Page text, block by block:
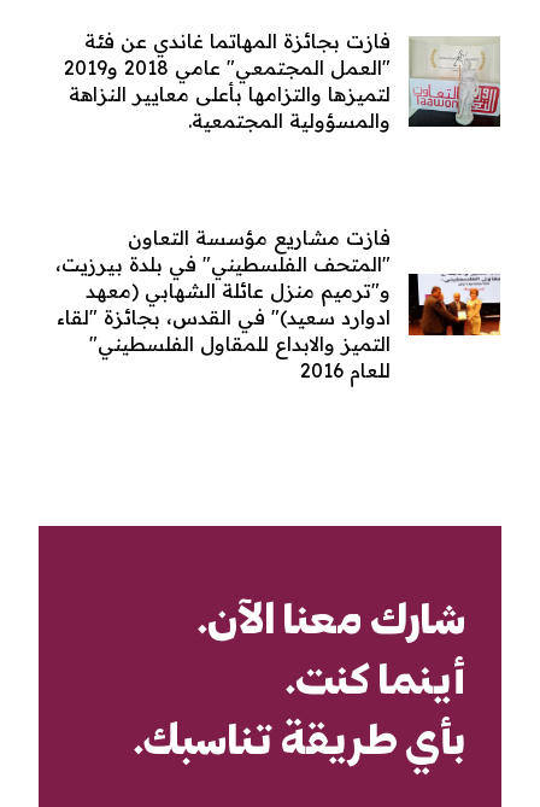
فازت بجائزة المهاتما غاندي عن فئة
"العمل المجتمعي" عامي 2018 و2019
لتميزها والتزامها بأعلى معايير النزاهة
والمسؤولية المجتمعية.
فازت مشاريع مؤسسة التعاون
"المتحف الفلسطيني" في بلدة بيرزيت،
و"ترميم منزل عائلة الشهابي (معهد
ادوارد سعيد)" في القدس، بجائزة "لقاء
التميز والابداع للمقاول الفلسطيني"
للعام 2016
شارك معنا الآن.
أينما كنت.
بأي طريقة تناسبك.